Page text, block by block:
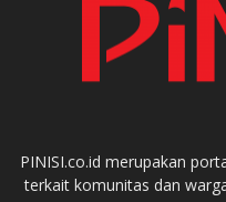
PINISI.co.id merupakan
terkait komunitas dan